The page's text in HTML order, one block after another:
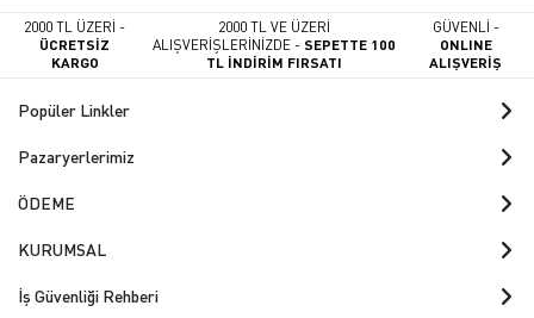
2000 TL ÜZERİ -
ÜCRETSİZ
KARGO
2000 TL VE ÜZERİ
ALIŞVERİŞLERİNİZDE -SEPETTE 100
TL İNDİRİM FIRSATI
GÜVENLİ -
ONLINE
ALIŞVERİŞ
Popüler Linkler
Pazaryerlerimiz
ÖDEME
KURUMSAL
İş Güvenliği Rehberi